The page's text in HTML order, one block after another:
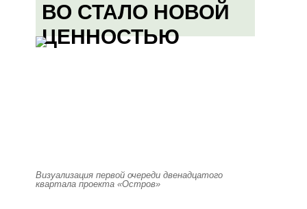
ВО СТАЛО НОВОЙ
ЦЕННОСТЬЮ
Визуализация первой очереди двенадцатого
квартала проекта «Остров»